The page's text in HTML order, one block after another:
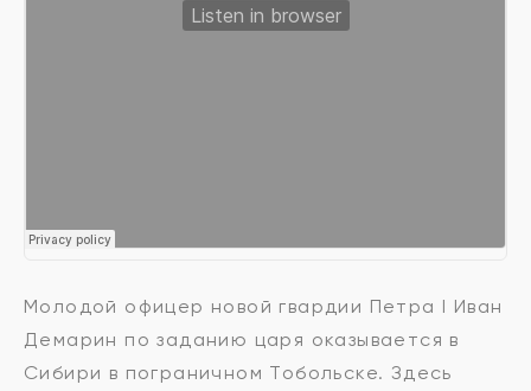
Молодой офицер новой гвардии Петра I Иван
Демарин по заданию царя оказывается в
Сибири в пограничном Тобольске. Здесь